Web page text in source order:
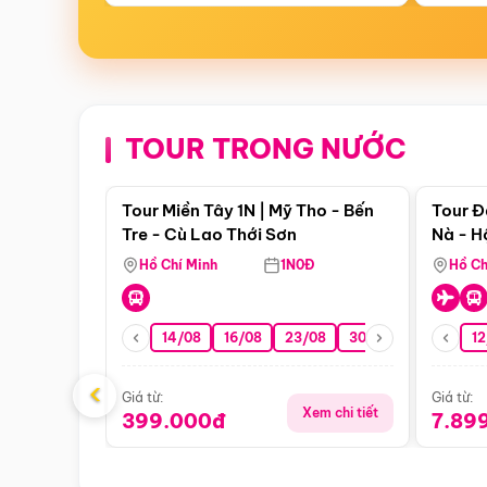
TOUR TRONG NƯỚC
Điểm nổi bật
Tour Miền Tây 1N | Mỹ Tho - Bến
Tre - Cù Lao Thới Sơn
Hồ Chí Minh 1N0Đ
14/08 16/08 23/08 30/08 06/09
Giá từ:
399.000đ Xem chi tiết
Tour
Nà -
Nha
Hồ
Giá từ:
‹